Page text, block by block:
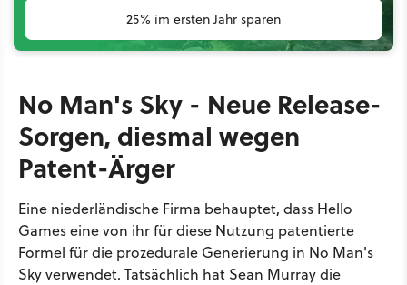
25% im ersten Jahr sparen
No Man's Sky - Neue Release-
Sorgen, diesmal wegen
Patent-Ärger
Eine niederländische Firma behauptet, dass Hello
Games eine von ihr für diese Nutzung patentierte
Formel für die prozedurale Generierung in No Man's
Sky verwendet. Tatsächlich hat Sean Murray die